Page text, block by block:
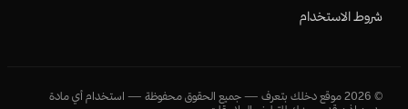
شروط الاستخدام
©
2026 موقع دخلك بتعرف — جميع الحقوق محفوظة — استخدام أي مادة